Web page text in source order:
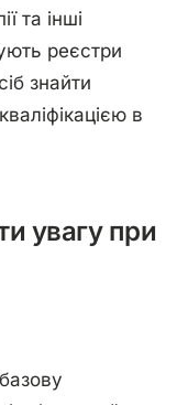
та інші
реєстри
знайти
в
увагу при